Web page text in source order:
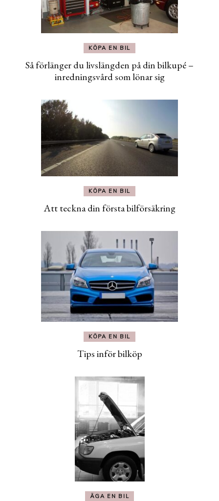
KÖPA EN BIL
Så förlänger du livslängden på din bilkupé –
inredningsvård som lönar sig
KÖPA EN BIL
Att teckna din första bilförsäkring
KÖPA EN BIL
Tips inför bilköp
ÄGA EN BIL